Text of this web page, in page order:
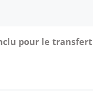
pour le transfert